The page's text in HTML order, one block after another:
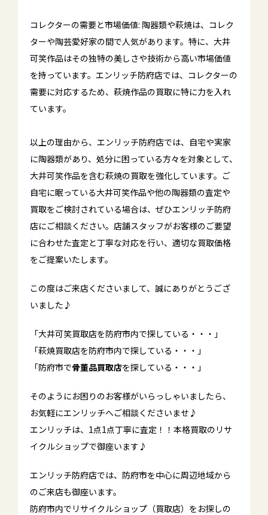
コレクターの需要と市場価値: 陶器類や萩焼は、コレク
ターや陶芸愛好家の間で人気があります。特に、大井
可笑作品はその独特の美しさや技術から高い市場価値
を持っています。エンリッチ防府店では、コレクターの
需要に対応するため、萩焼作品の買取に特に力を入れ
ています。
以上の理由から、エンリッチ防府店では、自宅や実家
に陶器類があり、処分に困っている方々を対象として、
大井可笑作品を含む萩焼の買取を強化しています。ご
自宅に眠っている大井可笑作品や他の陶器類の査定や
買取をご検討されている場合は、ぜひエンリッチ防府
店にご相談ください。店舗スタッフがお客様のご要望
に合わせた査定と丁寧な対応を行い、適切な買取価格
をご提案いたします。
この度はご来店くださいまして、誠にありがとうござ
いました♪
「大井可笑買取店を防府市内で探している・・・」
「萩焼買取店を防府市内で探している・・・」
「防府市で骨董品買取店を探している・・・」
そのようにお困りのお客様がいらっしゃいましたら、
お気軽にエンリッチへご相談くださいませ♪
エンリッチは、1点1点丁寧に査定！！本格買取のリサ
イクルショップで御座います♪
エンリッチ防府店では、防府市を中心に周辺地域から
のご来店も御座います。
防府市内でリサイクルショップ（買取店）をお探しの